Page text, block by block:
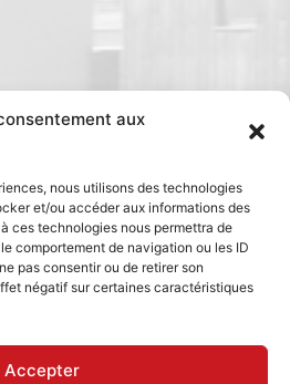
aux
nous utilisons des technologies
et/ou accéder aux informations des
ces technologies nous permettra de
comportement de navigation ou les ID
pas consentir ou de retirer son
négatif sur certaines caractéristiques
Accepter
civil